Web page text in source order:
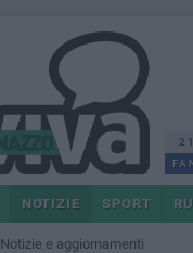
NOTIZIE SPORT
Notizie e aggiornamenti